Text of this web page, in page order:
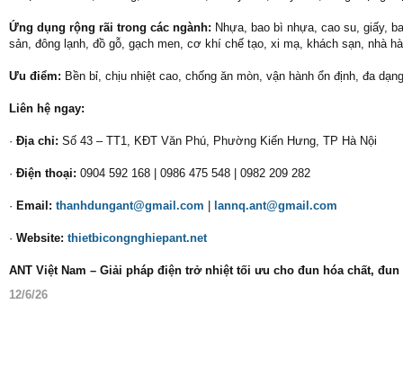
Ứng dụng rộng rãi trong các ngành: Nhựa, bao bì nhựa, cao su, giấy,
sản, đông lạnh, đồ gỗ, gạch men, cơ khí chế tạo, xi mạ, khách sạn, nhà
Ưu điểm: Bền bỉ, chịu nhiệt cao, chống ăn mòn, vận hành ổn định, đa
Liên hệ ngay:
· Địa chỉ: Số 43 – TT1, KĐT Văn Phú, Phường Kiến Hưng, TP Hà Nội
· Điện thoại: 0904 592 168 | 0986 475 548 | 0982 209 282
· Email: thanhdungant@gmail.com lannq.ant@gmail.com
· Website: thietbicongnghiepant.net
ANT Việt Nam – Giải pháp điện trở nhiệt tối ưu cho đun hóa chất,
12/6/26